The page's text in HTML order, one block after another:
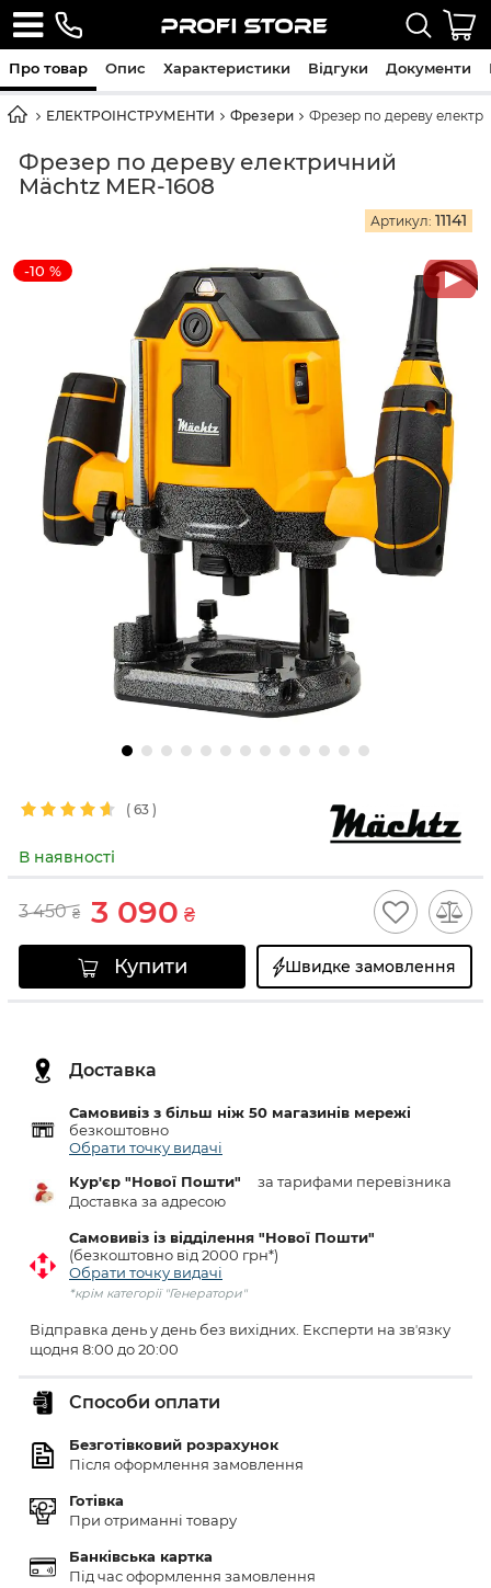
ЕЛЕКТРОІНСТРУМЕНТИ Фрезери Фрезер по дереву
Фрезер по дереву електричний
Mächtz MER-1608
Артикул: 11141
-10 %
( 63 )
В наявності
3 450 ₴ 3 090 ₴
Купити Швидке замовлення
Доставка
Самовивіз з більш ніж 50 магазинів мережі
безкоштовно
Обрати точку видачі
Кур'єр "Нової Пошти"
за тарифами перевізника
Доставка за адресою
Самовивіз із відділення "Нової Пошти"
(безкоштовно від 2000 грн*)
Обрати точку видачі
*крім категорії "Генератори"
Відправка день у день без вихідних. Експерти на звʼязку
щодня 8:00 до 20:00
Способи оплати
Безготівковий розрахунок
Після оформлення замовлення
Готівка
При отриманні товару
Банківська картка
Під час оформлення замовлення
Про товар Опис Характеристики Відгуки Документи